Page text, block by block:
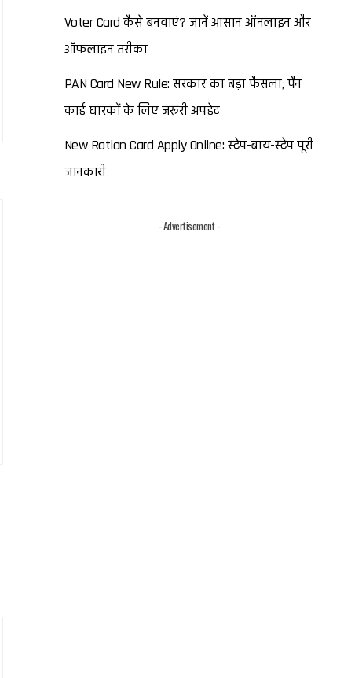
Voter Card कैसे बनवाएं? जानें आसान ऑनलाइन और
ऑफलाइन तरीका
PAN Card New Rule: सरकार का बड़ा फैसला, पैन
कार्ड धारकों के लिए जरूरी अपडेट
New Ration Card Apply Online: स्टेप-बाय-स्टेप पूरी
जानकारी
- Advertisement -